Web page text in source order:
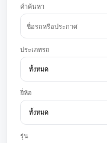
คำค้นหา
ประเภทรถ
ยี่ห้อ
รุ่น